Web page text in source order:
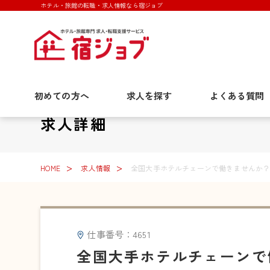
ホテル・旅館の転職・求人情報なら宿ジョブ
初めての方へ 求人を探す よくある質問
求人詳細
HOME 求人情報 全国大手ホテルチェーンで働きませんか
仕事番号：4651
全国大手ホテルチェーン